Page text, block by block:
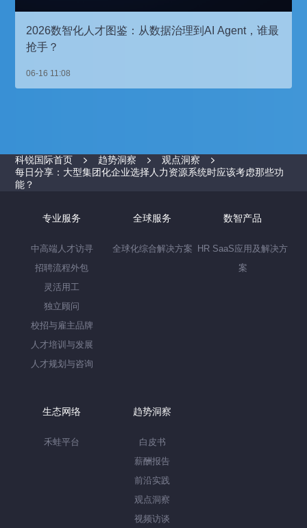
2026数智化人才图鉴：从数据治理到AI Agent，谁最
抢手？
06-16 11:08
科锐国际首页 趋势洞察
观点洞察
每日分享：大型集团化企业选择人力资源系统时应该考虑那些功
能？
专业服务
中高端人才访寻
招聘流程外包
灵活用工
独立顾问
校招与雇主品牌
人才培训与发展
人才规划与咨询
全球服务
全球化综合解决方案
数智产品
HR SaaS应用及解决方
案
生态网络
禾蛙平台
趋势洞察
白皮书
薪酬报告
前沿实践
观点洞察
视频访谈